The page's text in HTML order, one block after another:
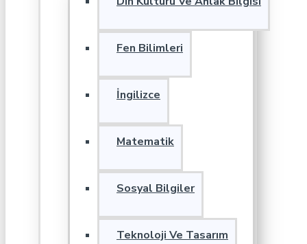
Fen Bilimleri
İngilizce
Matematik
Sosyal Bilgiler
Teknoloji Ve Tasarım